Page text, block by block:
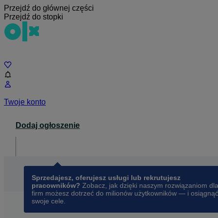
Przejdź do głównej części
Przejdź do stopki
Twoje konto
Dodaj ogłoszenie
Sprzedajesz, oferujesz usługi lub rekrutujesz
pracowników? Zobacz, jak dzięki naszym rozwiązaniom dla
firm możesz dotrzeć do milionów użytkowników — i osiągnąć
swoje cele.